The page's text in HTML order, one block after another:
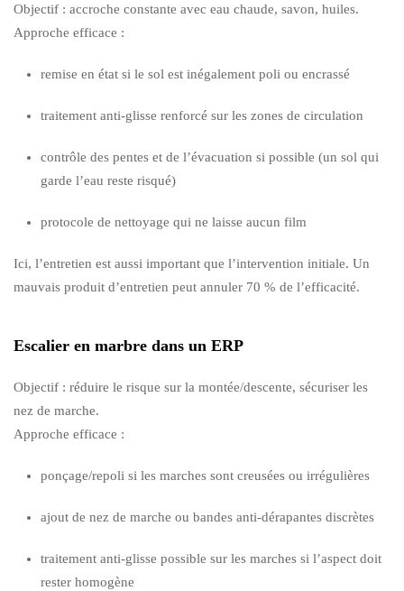
Objectif : accroche constante avec eau chaude, savon, huiles.
Approche efficace :
remise en état si le sol est inégalement poli ou encrassé
traitement anti-glisse renforcé sur les zones de circulation
contrôle des pentes et de l’évacuation si possible (un sol qui
garde l’eau reste risqué)
protocole de nettoyage qui ne laisse aucun film
Ici, l’entretien est aussi important que l’intervention initiale. Un
mauvais produit d’entretien peut annuler 70 % de l’efficacité.
Escalier en marbre dans un ERP
Objectif : réduire le risque sur la montée/descente, sécuriser les
nez de marche.
Approche efficace :
ponçage/repoli si les marches sont creusées ou irrégulières
ajout de nez de marche ou bandes anti-dérapantes discrètes
traitement anti-glisse possible sur les marches si l’aspect doit
rester homogène